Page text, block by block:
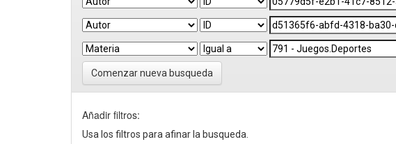
Comenzar nueva busqueda
Añadir filtros:
Usa los filtros para afinar la busqueda.